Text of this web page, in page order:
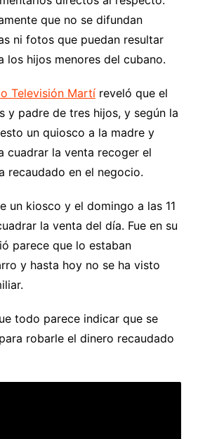
que no se difundan
ni fotos que puedan resultar
los hijos menores del cubano.
Televisión Martíreveló que el
y padre de tres hijos, y según la
un quiosco a la madre y
cuadrar la venta recoger el
recaudado en el negocio.
un kiosco y el domingo a las 11
la venta del día. Fue en su
parece que lo estaban
y hasta hoy no se ha visto
todo parece indicar que se
robarle el dinero recaudado